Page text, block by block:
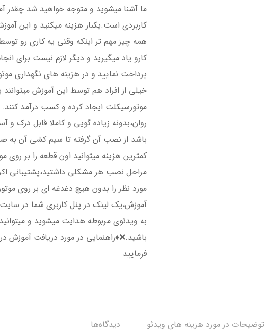
ما آشنا میشوید و متوجه خواهید شد چقدر
کاربردی است.یکبار هزینه میکنید و این
همه چیز مهم تر اینکه وقتی یه کاری رو
کارو یاد میگیرید و دیگر لازم نیست برای
پرداخت نمایید و در هزینه های نگهداری
خیلی از افراد هم توسط این آموزش
موتورسیکلت ایجاد کرده و کسب درآمد
روان،بدونه زیاده گویی و کاملا قابل درک
باشد از نصب آن گرفته تا سیم کشی آن به
کمترین هزینه میتوانید اون قطعه را بر
مراحل نصب هر مشکلی داشتید،پشتیبانی
مورد نظر را بدون هیچ دغدغه ای بر روی
آموزش،یک لینک در پنل کاربری شما در
به ویدئوی مربوطه هدایت میشوید و
باشید.❌♦️راهنمایی در مورد دریافت آموزش
فرمایید
توضیحات در مورد هزینه های ویدئو دیدگاه‌ها